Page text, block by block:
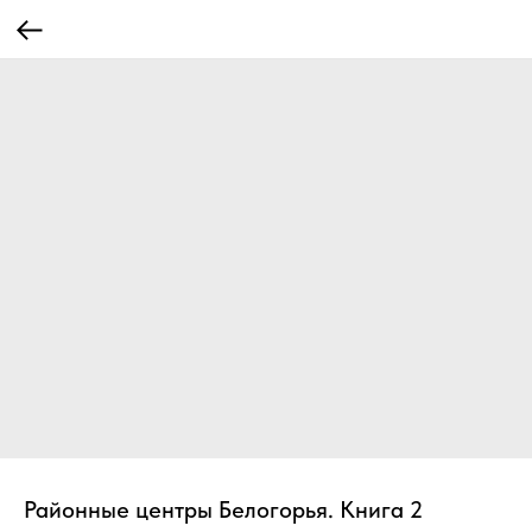
Районные центры Белогорья. Книга 2